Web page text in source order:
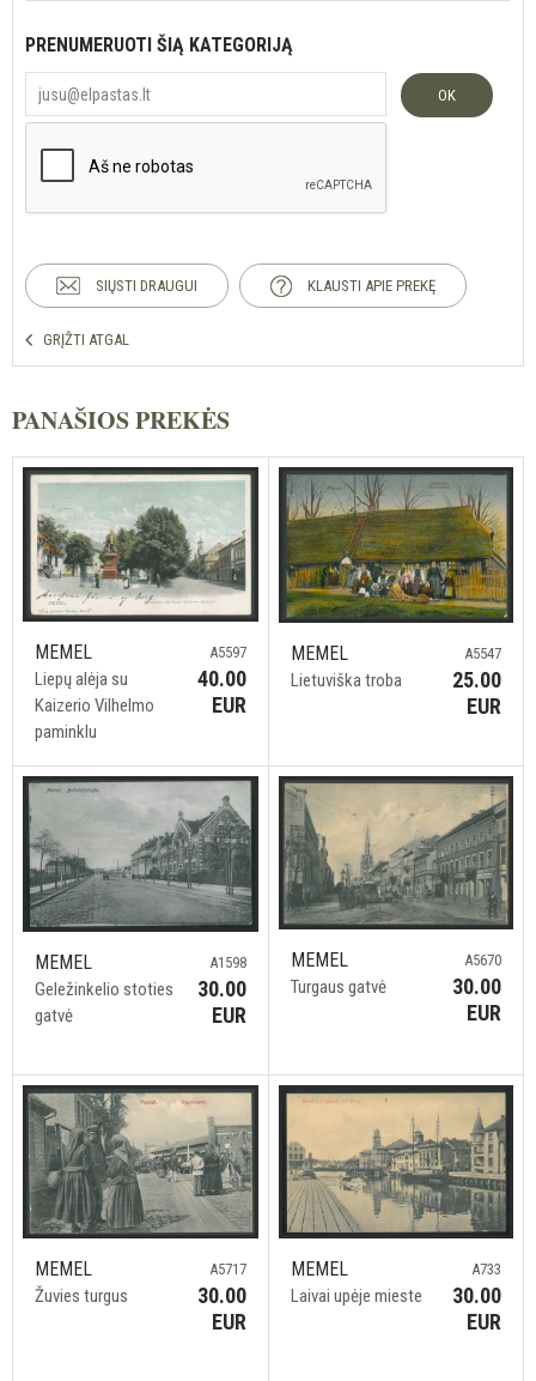
PRENUMERUOTI ŠIĄ KATEGORIJĄ
OK
SIŲSTI DRAUGUI KLAUSTI APIE PREKĘ
GRĮŽTI ATGAL
PANAŠIOS PREKĖS
MEMEL
Liepų alėja su
Kaizerio Vilhelmo
paminklu
A5597
40.00
EUR
MEMEL
Lietuviška troba
A5547
25.00
EUR
MEMEL
Geležinkelio stoties
gatvė
A1598
30.00
EUR
MEMEL
Turgaus gatvė
A5670
30.00
EUR
MEMEL
Žuvies turgus
A5717
30.00
EUR
MEMEL
Laivai upėje mieste
A733
30.00
EUR